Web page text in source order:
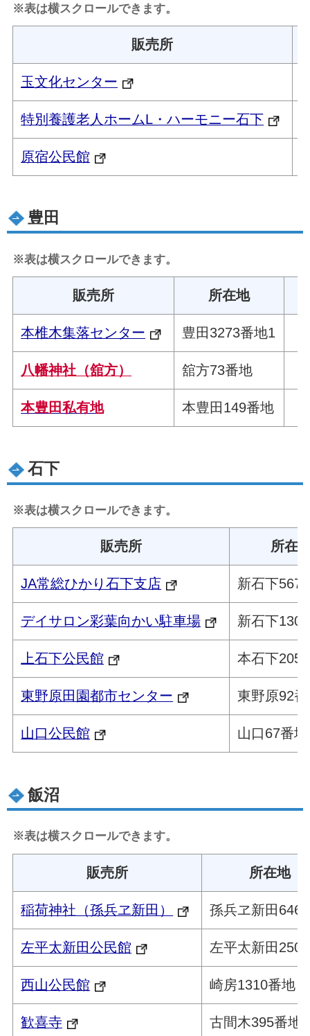
※表は横スクロールできます。
販売所
玉文化センター
特別養護老人ホームL・ハーモニー石下
原宿公民館
豊田
※表は横スクロールできます。
販売所 所在地
本椎木集落センター 豊田3273番地1
八幡神社（舘方） 舘方73番地
本豊田私有地 本豊田149番地
石下
※表は横スクロールできます。
販売所 所在
JA常総ひかり石下支店 新石下567
デイサロン彩葉向かい駐車場 新石下
上石下公民館 本石下
東野原田園都市センター 東野原92
山口公民館 山口67番
飯沼
※表は横スクロールできます。
販売所 所在地
稲荷神社（孫兵ヱ新田） 孫兵ヱ新田646
左平太新田公民館 左平太新田250
西山公民館 崎房1310番地
歓喜寺 古間木395番地